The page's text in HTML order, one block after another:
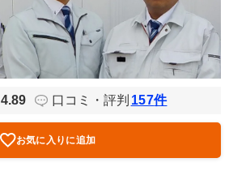
4.89 口コミ・評判 157件
お気に入りに追加